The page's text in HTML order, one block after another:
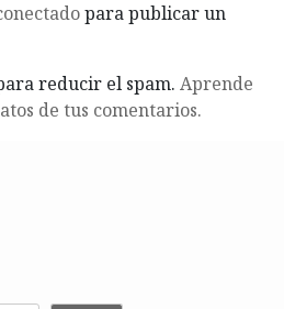
para publicar un
reducir el spam. Aprende
de tus comentarios.